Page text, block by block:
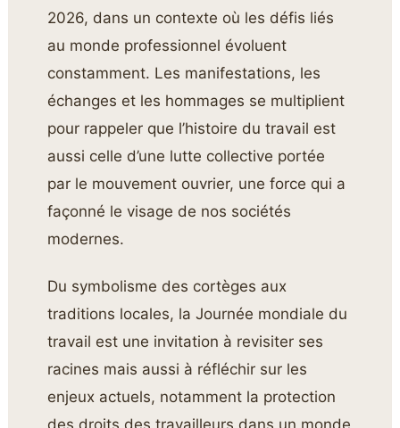
2026, dans un contexte où les défis liés
au monde professionnel évoluent
constamment. Les manifestations, les
échanges et les hommages se multiplient
pour rappeler que l’histoire du travail est
aussi celle d’une lutte collective portée
par le mouvement ouvrier, une force qui a
façonné le visage de nos sociétés
modernes.
Du symbolisme des cortèges aux
traditions locales, la Journée mondiale du
travail est une invitation à revisiter ses
racines mais aussi à réfléchir sur les
enjeux actuels, notamment la protection